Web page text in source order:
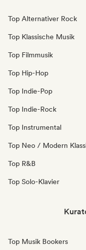
Top Alternativer Rock
Top Klassische Musik
Top Filmmusik
Top Hip-Hop
Top Indie-Pop
Top Indie-Rock
Top Instrumental
Top Neo / Modern
Top R&B
Top Solo-Klavier
Top Musik Bookers